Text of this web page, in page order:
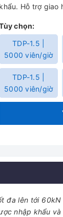
khẩu. Hỗ trợ giao
chọn:
TDP-1.5 |
5000 viên/giờ
TDP-1.5 |
5000 viên/giờ
đa lên tới
nhập khẩu và